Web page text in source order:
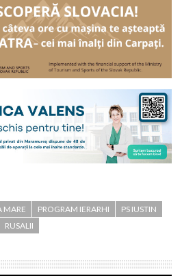
MARE PROGRAM IERARHI
PS IUSTIN
RUSALII